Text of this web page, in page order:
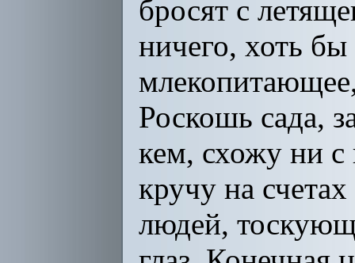
бросят с
ничего, хоть бы
Роскошь сада,
кем, схожу ни
кручу на
людей,